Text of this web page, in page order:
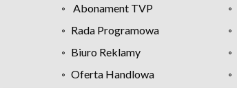
Abonament TVP
Rada Programowa
Biuro Reklamy
Oferta Handlowa